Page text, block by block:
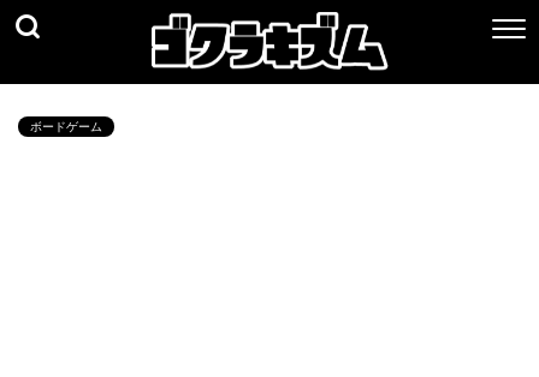
ボードゲーム